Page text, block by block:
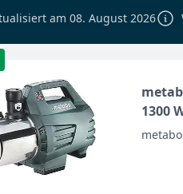
am 08. August 2026
1300
metabo